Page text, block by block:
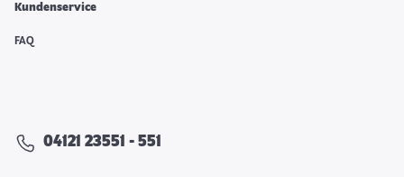
Kundenservice
FAQ
04121 23551 - 551